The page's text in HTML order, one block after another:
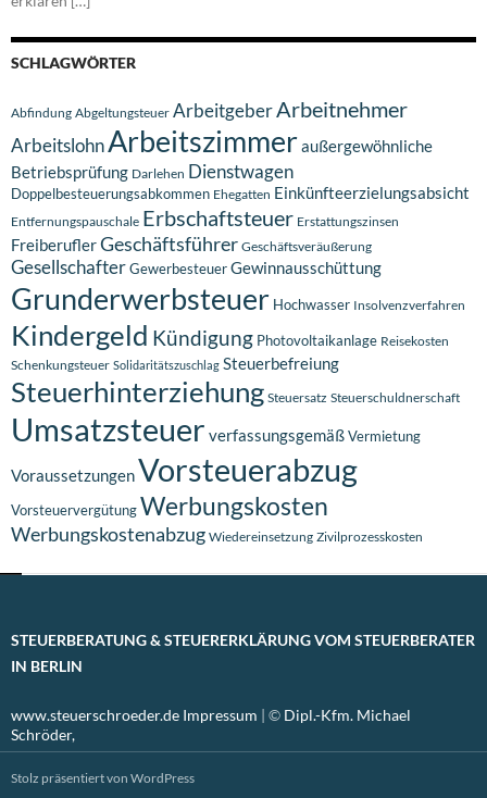
SCHLAGWÖRTER
Abfindung Abgeltungsteuer ArbeitgeberArbeitnehmer
ArbeitslohnArbeitszimmeraußergewöhnliche
Betriebsprüfung Darlehen Dienstwagen
Doppelbesteuerungsabkommen Ehegatten Einkünfteerzielungsabsicht
Entfernungspauschale Erbschaftsteuer Erstattungszinsen
FreiberuflerGeschäftsführer Geschäftsveräußerung
GesellschafterGewerbesteuerGewinnausschüttung
Grunderwerbsteuer Hochwasser Insolvenzverfahren
Kindergeld Kündigung Photovoltaikanlage Reisekosten
Schenkungsteuer Solidaritätszuschlag Steuerbefreiung
Steuerhinterziehung Steuersatz Steuerschuldnerschaft
Umsatzsteuer verfassungsgemäßVermietung
VoraussetzungenVorsteuerabzug
VorsteuervergütungWerbungskosten
Werbungskostenabzug Wiedereinsetzung Zivilprozesskosten
STEUERBERATUNG & STEUERERKLÄRUNG VOM STEUERBERATER
IN BERLIN
www.steuerschroeder.de Impressum | © Dipl.-Kfm. Michael
Schröder,
Stolz präsentiert von WordPress